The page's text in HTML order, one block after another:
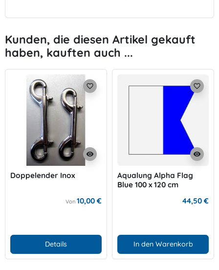
Kunden, die diesen Artikel gekauft
haben, kauften auch ...
visibility
favorite_border
Doppelender Inox
Von 10,00 €
Details
visibility
favorite_border
Aqualung Alpha Flag
Blue 100 x 120 cm
44,50 €
In den Warenkorb